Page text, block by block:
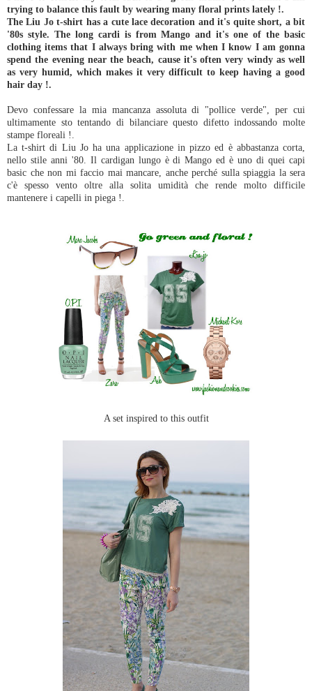
trying to balance this fault by wearing many floral prints lately !.
The Liu Jo t-shirt has a cute lace decoration and it's quite short, a bit
'80s style. The long cardi is from Mango and it's one of the basic
clothing items that I always bring with me when I know I am gonna
spend the evening near the beach, cause it's often very windy as well
as very humid, which makes it very difficult to keep having a good
hair day !.
Devo confessare la mia mancanza assoluta di "pollice verde", per cui
ultimamente sto tentando di bilanciare questo difetto indossando molte
stampe floreali !.
La t-shirt di Liu Jo ha una applicazione in pizzo ed è abbastanza corta,
nello stile anni '80. Il cardigan lungo è di Mango ed è uno di quei capi
basic che non mi faccio mai mancare, anche perché sulla spiaggia la sera
c'è spesso vento oltre alla solita umidità che rende molto difficile
mantenere i capelli in piega !.
A set inspired to this outfit